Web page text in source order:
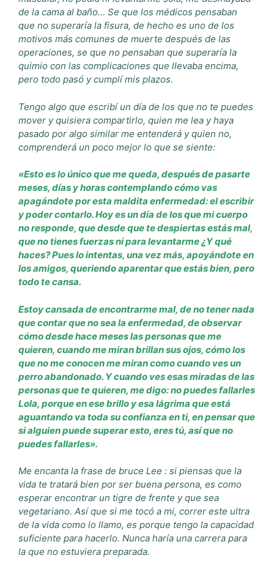
de la cama al baño… Se que los médicos pensaban
que no superaría la fisura, de hecho es uno de los
motivos más comunes de muerte después de las
operaciones, se que no pensaban que superaría la
quimio con las complicaciones que llevaba encima,
pero todo pasó y cumplí mis plazos.
Tengo algo que escribí un día de los que no te puedes
mover y quisiera compartirlo, quien me lea y haya
pasado por algo similar me entenderá y quien no,
comprenderá un poco mejor lo que se siente:
«Esto es lo único que me queda, después de pasarte
meses, días y horas contemplando cómo vas
apagándote por esta maldita enfermedad: el escribir
y poder contarlo. Hoy es un día de los que mi cuerpo
no responde, que desde que te despiertas estás mal,
que no tienes fuerzas ni para levantarme ¿Y qué
haces? Pues lo intentas, una vez más, apoyándote en
los amigos, queriendo aparentar que estás bien, pero
todo te cansa.
Estoy cansada de encontrarme mal, de no tener nada
que contar que no sea la enfermedad, de observar
cómo desde hace meses las personas que me
quieren, cuando me miran brillan sus ojos, cómo los
que no me conocen me miran como cuando ves un
perro abandonado. Y cuando ves esas miradas de las
personas que te quieren, me digo: no puedes fallarles
Lola, porque en ese brillo y esa lágrima que está
aguantando va toda su confianza en ti, en pensar que
si alguien puede superar esto, eres tú, así que no
puedes fallarles».
Me encanta la frase de bruce Lee : si piensas que la
vida te tratará bien por ser buena persona, es como
esperar encontrar un tigre de frente y que sea
vegetariano. Así que si me tocó a mi, correr este ultra
de la vida como lo llamo, es porque tengo la capacidad
suficiente para hacerlo. Nunca haría una carrera para
la que no estuviera preparada.